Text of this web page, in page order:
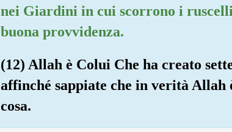
nei Giardini in cui scorrono i
buona provvidenza.
(12) Allah è Colui Che ha creato
affinché sappiate che in verità Allah
cosa.